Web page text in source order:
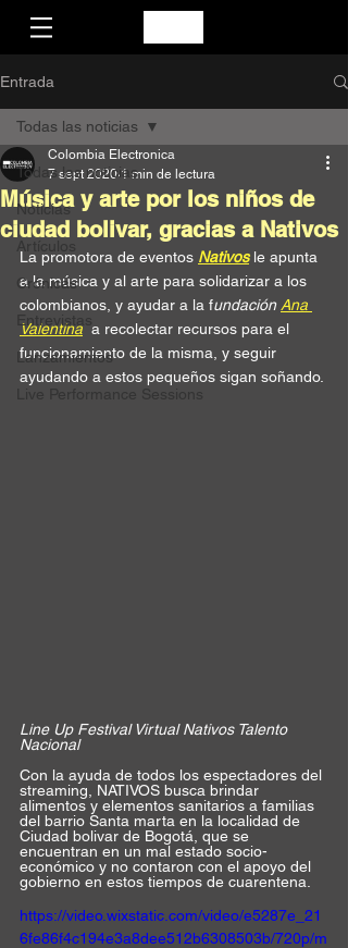
Entrada
Todas las noticias
Noticias
Artículos
Crónicas
Entrevistas
Lanzamientos
Live Performance Sessions
Todas las noticias
Música y arte por los niños de
ciudad bolivar, gracias a Nativos
Colombia Electronica
7 sept 2020 1 min de lectura
La promotora de eventos Nativos le apunta
a la música y al arte para solidarizar a los
colombianos, y ayudar a la fundación Ana
Valentina
  a recolectar recursos para el
funcionamiento de la misma, y seguir
ayudando a estos pequeños sigan soñando.
Line Up Festival Virtual Nativos Talento
Nacional
Con la ayuda de todos los espectadores del
streaming, NATIVOS busca brindar
alimentos y elementos sanitarios a familias
del barrio Santa marta en la localidad de
Ciudad bolivar de Bogotá, que se
encuentran en un mal estado socio-
económico y no contaron con el apoyo del
gobierno en estos tiempos de cuarentena.
https://video.wixstatic.com/video/e5287e_21
6fe86f4c194e3a8dee512b6308503b/720p/m